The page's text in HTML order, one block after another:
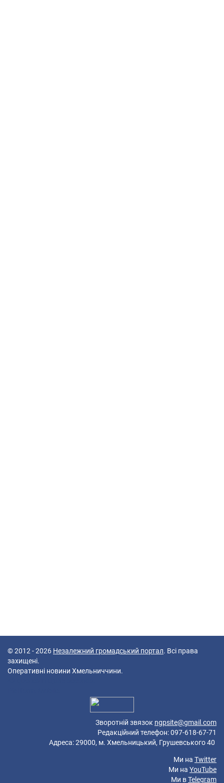
© 2012 - 2026 Незалежний громадський портал. Всі права
захищені.
Оперативні новини Хмельниччини.
Зворотній звязок ngpsite@gmail.com
Редакційний телефон: 097-618-67-71
Адреса: 29000, м. Хмельницький, Грушевського 40
Ми на Twitter
Ми на YouTube
Ми вTelegram